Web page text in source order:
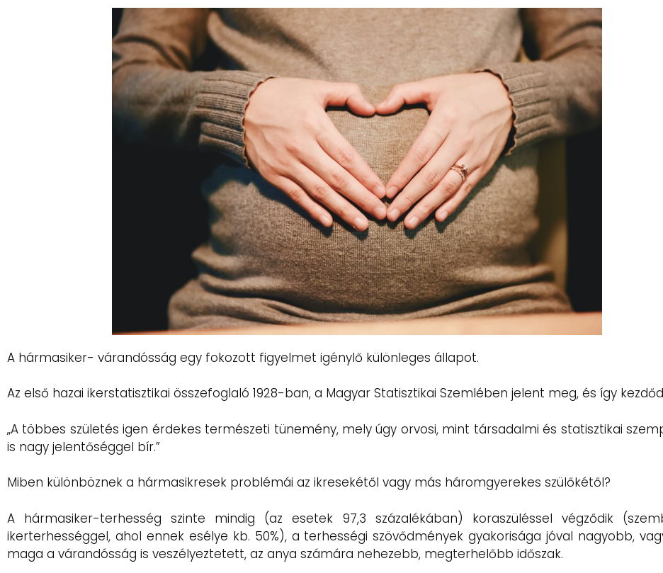
A hármasiker- várandósság egy fokozott figyelmet igénylő különleges állapot.
Az első hazai ikerstatisztikai összefoglaló 1928-ban, a Magyar Statisztikai Szemlében jelent meg, és így
„A többes születés igen érdekes természeti tünemény, mely úgy orvosi, mint társadalmi és statisztikai
is nagy jelentőséggel bír.”
Miben különböznek a hármasikresek problémái az ikresekétől vagy más háromgyerekes szülőkétől?
A hármasiker-terhesség szinte mindig (az esetek 97,3 százalékában) koraszüléssel végződik
ikerterhességgel, ahol ennek esélye kb. 50%), a terhességi szövődmények gyakorisága jóval nagyobb,
maga a várandósság is veszélyeztetett, az anya számára nehezebb, megterhelőbb időszak.